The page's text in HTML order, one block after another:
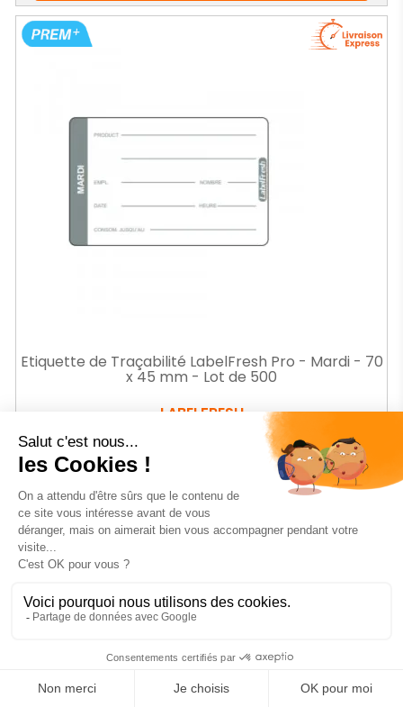
Etiquette de Traçabilité LabelFresh Pro - Mardi - 70
x 45 mm - Lot de 500
LABELFRESH
Prix 7€70 HT